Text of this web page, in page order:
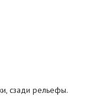
сзади рельефы.